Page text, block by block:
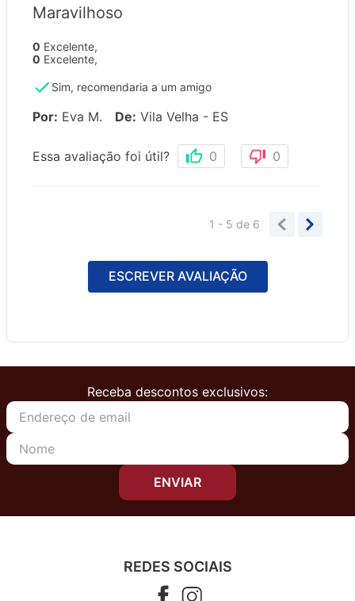
Maravilhoso
0 Excelente,
0 Excelente,
Sim, recomendaria a um amigo
Por: Eva M. De: Vila Velha - ES
Essa avaliação foi útil? 0 0
1 - 5de 6
ESCREVER AVALIAÇÃO
Receba descontos exclusivos:
ENVIAR
REDES SOCIAIS